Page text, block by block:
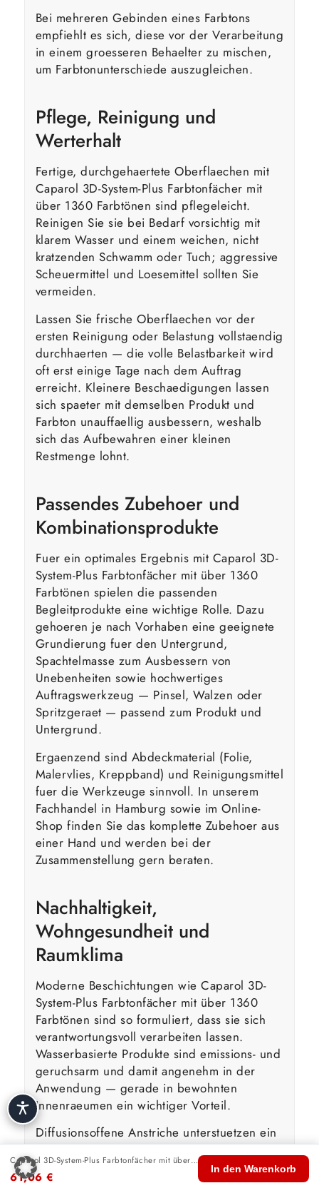
Bei mehreren Gebinden eines Farbtons
empfiehlt es sich, diese vor der Verarbeitung
in einem groesseren Behaelter zu mischen,
um Farbtonunterschiede auszugleichen.
Pflege, Reinigung und
Werterhalt
Fertige, durchgehaertete Oberflaechen mit
Caparol 3D-System-Plus Farbtonfächer mit
über 1360 Farbtönen sind pflegeleicht.
Reinigen Sie sie bei Bedarf vorsichtig mit
klarem Wasser und einem weichen, nicht
kratzenden Schwamm oder Tuch; aggressive
Scheuermittel und Loesemittel sollten Sie
vermeiden.
Lassen Sie frische Oberflaechen vor der
ersten Reinigung oder Belastung vollstaendig
durchhaerten — die volle Belastbarkeit wird
oft erst einige Tage nach dem Auftrag
erreicht. Kleinere Beschaedigungen lassen
sich spaeter mit demselben Produkt und
Farbton unauffaellig ausbessern, weshalb
sich das Aufbewahren einer kleinen
Restmenge lohnt.
Passendes Zubehoer und
Kombinationsprodukte
Fuer ein optimales Ergebnis mit Caparol 3D-
System-Plus Farbtonfächer mit über 1360
Farbtönen spielen die passenden
Begleitprodukte eine wichtige Rolle. Dazu
gehoeren je nach Vorhaben eine geeignete
Grundierung fuer den Untergrund,
Spachtelmasse zum Ausbessern von
Unebenheiten sowie hochwertiges
Auftragswerkzeug — Pinsel, Walzen oder
Spritzgeraet — passend zum Produkt und
Untergrund.
Ergaenzend sind Abdeckmaterial (Folie,
Malervlies, Kreppband) und Reinigungsmittel
fuer die Werkzeuge sinnvoll. In unserem
Fachhandel in Hamburg sowie im Online-
Shop finden Sie das komplette Zubehoer aus
einer Hand und werden bei der
Zusammenstellung gern beraten.
Nachhaltigkeit,
Wohngesundheit und
Raumklima
Moderne Beschichtungen wie Caparol 3D-
System-Plus Farbtonfächer mit über 1360
Farbtönen sind so formuliert, dass sie sich
verantwortungsvoll verarbeiten lassen.
Wasserbasierte Produkte sind emissions- und
geruchsarm und damit angenehm in der
Anwendung — gerade in bewohnten
Innenraeumen ein wichtiger Vorteil.
Diffusionsoffene Anstriche unterstuetzen ein
ausgeglichenes Raumklima, weil sie
Wasserdampf entweichen lassen und so der
Feuchtigkeitsregulierung der Waende nicht
Caparol 3D-System-Plus Farbtonfächer mit über 1360 Farbtönen
61,06 €
In den Warenkorb
🏠
Start
🛍️ 🔍 🛒
Warenkorb
👤
Konto